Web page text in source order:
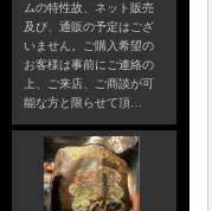
ムの特性故、ネット販売
及び、通販の予定はござ
いません。ご購入希望の
お客様は事前にご連絡の
上、ご来店、ご商談が可
能な方と限らせて頂…